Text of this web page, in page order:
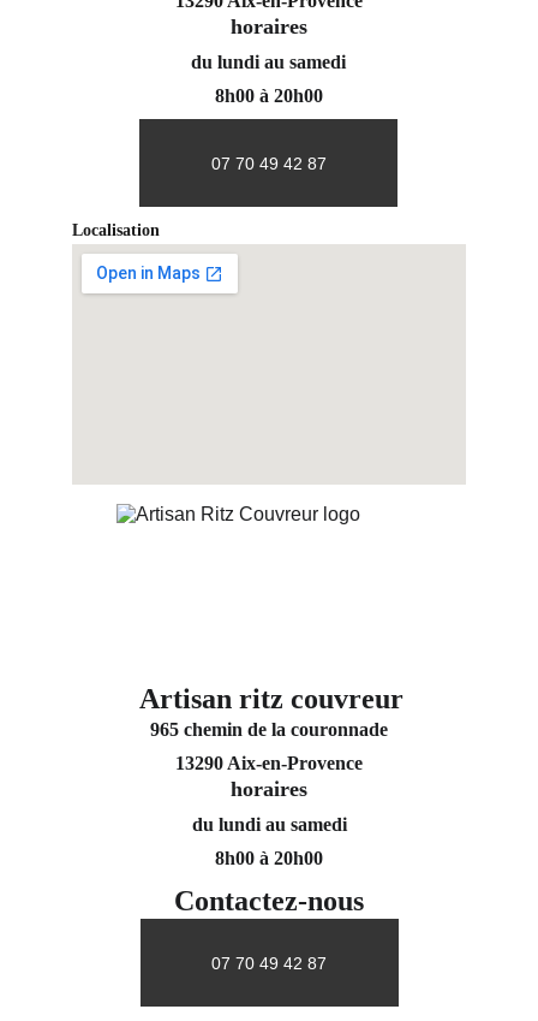
07 70 49 42 87
Localisation
horaires
du lundi au samedi
8h00 à 20h00
Contactez-nous
07 70 49 42 87
Artisan ritz couvreur
965 chemin de la couronnade
13290 Aix-en-Provence
horaires
du lundi au samedi
8h00 à 20h00